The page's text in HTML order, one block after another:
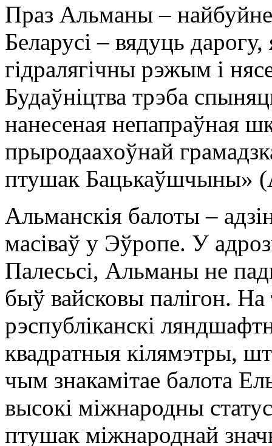
Праз Альманы –
Беларусі – вядуць
гідралягічны рэжым і
Будаўніцтва трэба
нанесеная непапраўная
прыродаахоўнай
птушак Бацькаўшчыны»
Альманскія балоты –
масіваў у Эўропе. У
Палесьсі, Альманы не
быў вайсковы палігон.
рэспубліканскі
квадратныя кілямэтры,
чым знакамітае балота
высокі міжнародны
птушак міжнароднай